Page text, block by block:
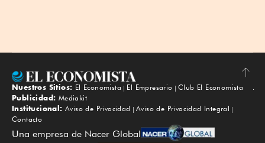
Subir
Nuestros Sitios: El Economista El Empresario
Club El Economista
Publicidad: Mediakit
Institucional: Aviso de Privacidad
Aviso de Privacidad Integral
Contacto
Una empresa de Nacer Global